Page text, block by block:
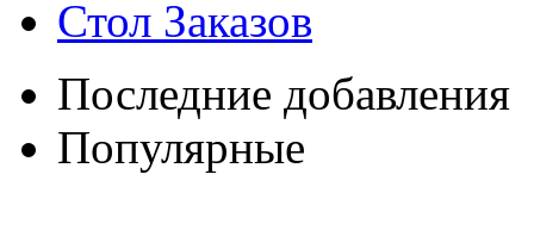
Стол Заказов
Последние добавления
Популярные